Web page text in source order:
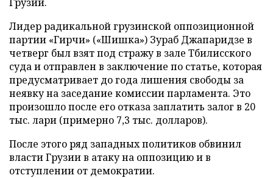
Лидер радикальной грузинской оппозиционной
партии «Гирчи» («Шишка») Зураб Джапаридзе в
четверг был взят под стражу в зале Тбилисского
суда и отправлен в заключение по статье, которая
предусматривает до года лишения свободы за
неявку на заседание комиссии парламента. Это
произошло после его отказа заплатить залог в 20
тыс. лари (примерно 7,3 тыс. долларов).
После этого ряд западных политиков обвинил
власти Грузии в атаку на оппозицию и в
отступлении от демократии.